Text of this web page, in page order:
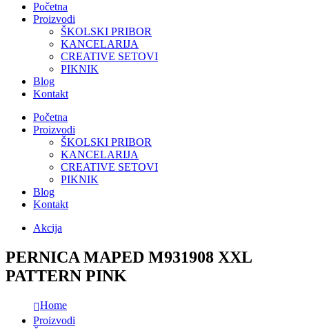
Početna
Proizvodi
ŠKOLSKI PRIBOR
KANCELARIJA
CREATIVE SETOVI
PIKNIK
Blog
Kontakt
Početna
Proizvodi
ŠKOLSKI PRIBOR
KANCELARIJA
CREATIVE SETOVI
PIKNIK
Blog
Kontakt
Akcija
PERNICA MAPED M931908 XXL
PATTERN PINK
Home
Proizvodi